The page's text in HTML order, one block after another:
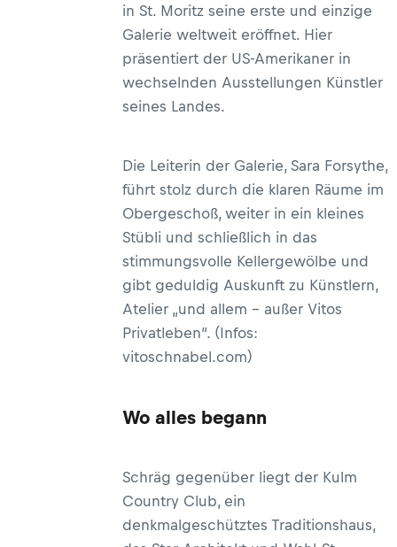
in St. Moritz seine erste und einzige
Galerie weltweit eröffnet. Hier
präsentiert der US-Amerikaner in
wechselnden Ausstellungen Künstler
seines Landes.
Die Leiterin der Galerie, Sara Forsythe,
führt stolz durch die klaren Räume im
Obergeschoß, weiter in ein kleines
Stübli und schließlich in das
stimmungsvolle Kellergewölbe und
gibt geduldig Auskunft zu Künstlern,
Atelier „und allem – außer Vitos
Privatleben“. (Infos:
vitoschnabel.com)
Wo alles begann
Schräg gegenüber liegt der Kulm
Country Club, ein
denkmalgeschütztes Traditionshaus,